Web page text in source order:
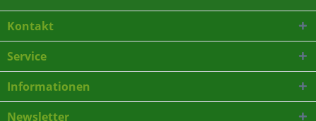
Kontakt
Service
Informationen
Newsletter